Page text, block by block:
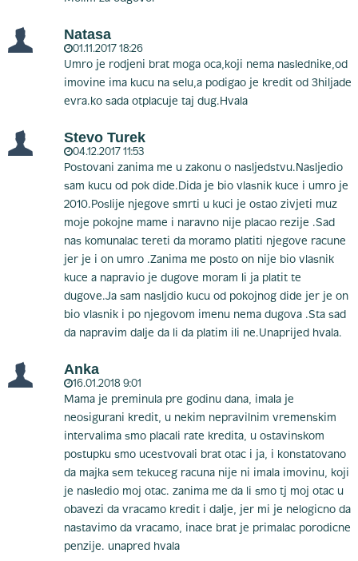
Natasa
01.11.2017 18:26
Umro je rodjeni brat moga oca,koji nema naslednike,od
imovine ima kucu na selu,a podigao je kredit od 3hiljade
evra.ko sada otplacuje taj dug.Hvala
Stevo Turek
04.12.2017 11:53
Postovani zanima me u zakonu o nasljedstvu.Nasljedio
sam kucu od pok dide.Dida je bio vlasnik kuce i umro je
2010.Poslije njegove smrti u kuci je ostao zivjeti muz
moje pokojne mame i naravno nije placao rezije .Sad
nas komunalac tereti da moramo platiti njegove racune
jer je i on umro .Zanima me posto on nije bio vlasnik
kuce a napravio je dugove moram li ja platit te
dugove.Ja sam nasljdio kucu od pokojnog dide jer je on
bio vlasnik i po njegovom imenu nema dugova .Sta sad
da napravim dalje da li da platim ili ne.Unaprijed hvala.
Anka
16.01.2018 9:01
Mama je preminula pre godinu dana, imala je
neosigurani kredit, u nekim nepravilnim vremenskim
intervalima smo placali rate kredita, u ostavinskom
postupku smo ucestvovali brat otac i ja, i konstatovano
da majka sem tekuceg racuna nije ni imala imovinu, koji
je nasledio moj otac. zanima me da li smo tj moj otac u
obavezi da vracamo kredit i dalje, jer mi je nelogicno da
nastavimo da vracamo, inace brat je primalac porodicne
penzije. unapred hvala